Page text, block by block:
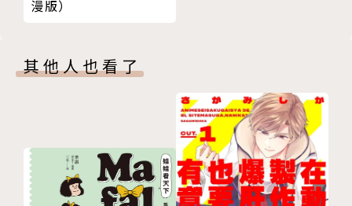
漫版）
其他人也看了